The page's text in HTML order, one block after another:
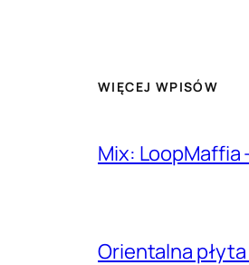
WIĘCEJ WPISÓW
Mix: LoopMaffia
Orientalna